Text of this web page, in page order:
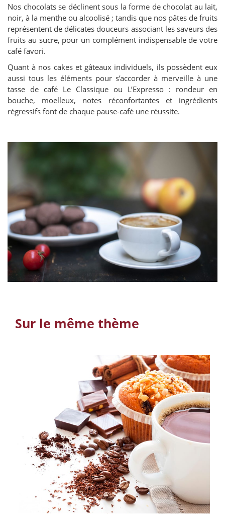
Nos chocolats se déclinent sous la forme de chocolat au lait,
noir, à la menthe ou alcoolisé ; tandis que nos pâtes de fruits
représentent de délicates douceurs associant les saveurs des
fruits au sucre, pour un complément indispensable de votre
café favori.
Quant à nos cakes et gâteaux individuels, ils possèdent eux
aussi tous les éléments pour s’accorder à merveille à une
tasse de café Le Classique ou L’Expresso : rondeur en
bouche, moelleux, notes réconfortantes et ingrédients
régressifs font de chaque pause-café une réussite.
Sur le même thème